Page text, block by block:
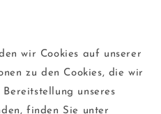
wir Cookies auf unserer
zu den Cookies, die wir
unseres
finden Sie unter